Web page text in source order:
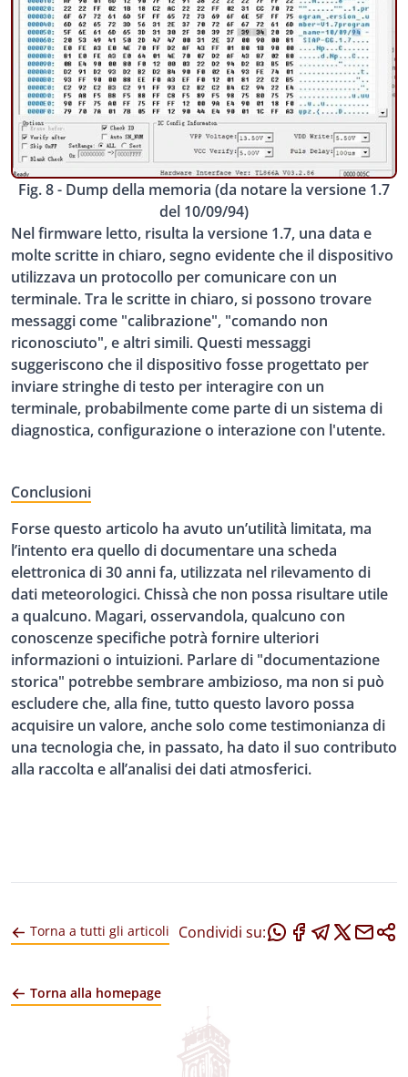
Fig. 8 - Dump della memoria (da notare la versione 1.7
del 10/09/94)
Nel firmware letto, risulta la versione 1.7, una data e
molte scritte in chiaro, segno evidente che il dispositivo
utilizzava un protocollo per comunicare con un
terminale. Tra le scritte in chiaro, si possono trovare
messaggi come "calibrazione", "comando non
riconosciuto", e altri simili. Questi messaggi
suggeriscono che il dispositivo fosse progettato per
inviare stringhe di testo per interagire con un
terminale, probabilmente come parte di un sistema di
diagnostica, configurazione o interazione con l'utente.
Conclusioni
Forse questo articolo ha avuto un’utilità limitata, ma
l’intento era quello di documentare una scheda
elettronica di 30 anni fa, utilizzata nel rilevamento di
dati meteorologici. Chissà che non possa risultare utile
a qualcuno. Magari, osservandola, qualcuno con
conoscenze specifiche potrà fornire ulteriori
informazioni o intuizioni. Parlare di "documentazione
storica" potrebbe sembrare ambizioso, ma non si può
escludere che, alla fine, tutto questo lavoro possa
acquisire un valore, anche solo come testimonianza di
una tecnologia che, in passato, ha dato il suo contributo
alla raccolta e all’analisi dei dati atmosferici.
Torna a tutti gli articoli Condividi su:
Torna alla homepage